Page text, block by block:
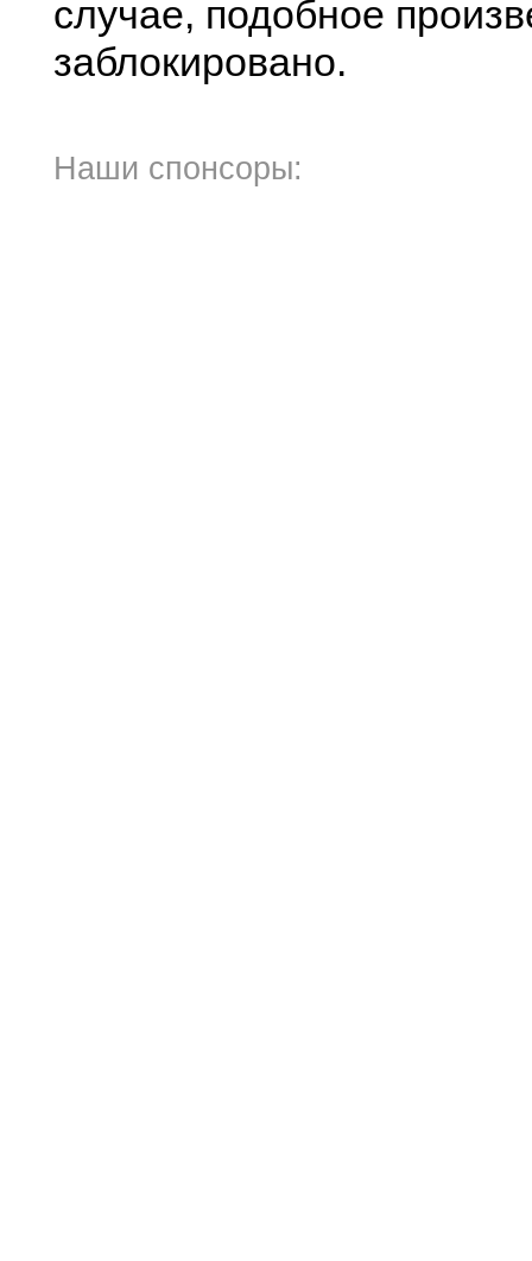
случае, подобное
заблокировано.
Наши спонсоры: